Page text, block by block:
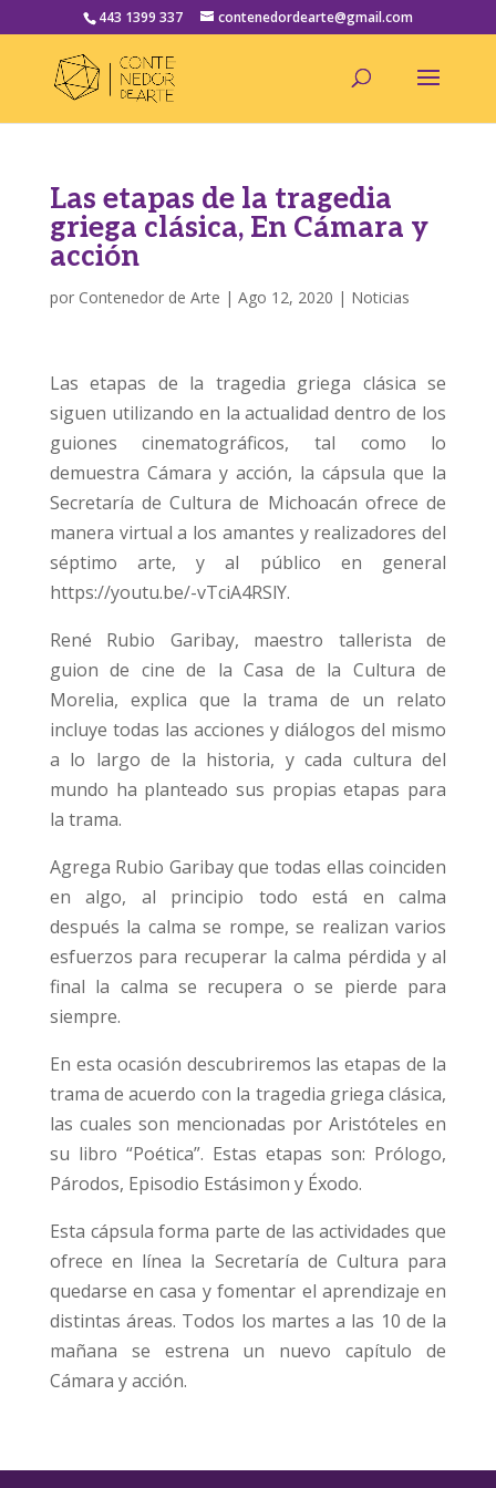
443 1399 337 contenedordearte@gmail.com
Las etapas de la tragedia
griega clásica, En Cámara y
acción
por Contenedor de Arte | Ago 12, 2020 | Noticias
Las etapas de la tragedia griega clásica se
siguen utilizando en la actualidad dentro de los
guiones cinematográficos, tal como lo
demuestra Cámara y acción, la cápsula que la
Secretaría de Cultura de Michoacán ofrece de
manera virtual a los amantes y realizadores del
séptimo arte, y al público en general
https://youtu.be/-vTciA4RSlY.
René Rubio Garibay, maestro tallerista de
guion de cine de la Casa de la Cultura de
Morelia, explica que la trama de un relato
incluye todas las acciones y diálogos del mismo
a lo largo de la historia, y cada cultura del
mundo ha planteado sus propias etapas para
la trama.
Agrega Rubio Garibay que todas ellas coinciden
en algo, al principio todo está en calma
después la calma se rompe, se realizan varios
esfuerzos para recuperar la calma pérdida y al
final la calma se recupera o se pierde para
siempre.
En esta ocasión descubriremos las etapas de la
trama de acuerdo con la tragedia griega clásica,
las cuales son mencionadas por Aristóteles en
su libro “Poética”. Estas etapas son: Prólogo,
Párodos, Episodio Estásimon y Éxodo.
Esta cápsula forma parte de las actividades que
ofrece en línea la Secretaría de Cultura para
quedarse en casa y fomentar el aprendizaje en
distintas áreas. Todos los martes a las 10 de la
mañana se estrena un nuevo capítulo de
Cámara y acción.